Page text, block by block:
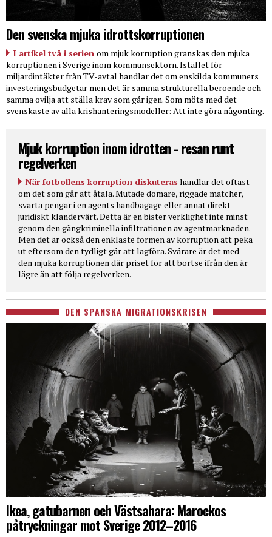
Den svenska mjuka idrottskorruptionen
I artikel två i serien om mjuk korruption granskas den mjuka
korruptionen i Sverige inom kommunsektorn. Istället för
miljardintäkter från TV-avtal handlar det om enskilda kommuners
investeringsbudgetar men det är samma strukturella beroende och
samma ovilja att ställa krav som går igen. Som möts med det
svenskaste av alla krishanteringsmodeller: Att inte göra någonting.
Mjuk korruption inom idrotten - resan runt
regelverken
När fotbollens korruption diskuteras handlar det oftast
om det som går att åtala. Mutade domare, riggade matcher,
svarta pengar i en agents handbagage eller annat direkt
juridiskt klandervärt. Detta är en bister verklighet inte minst
genom den gängkriminella infiltrationen av agentmarknaden.
Men det är också den enklaste formen av korruption att peka
ut eftersom den tydligt går att lagföra. Svårare är det med
den mjuka korruptionen där priset för att bortse ifrån den är
lägre än att följa regelverken.
DEN SPANSKA MIGRATIONSKRISEN
Ikea, gatubarnen och Västsahara: Marockos
påtryckningar mot Sverige 2012–2016